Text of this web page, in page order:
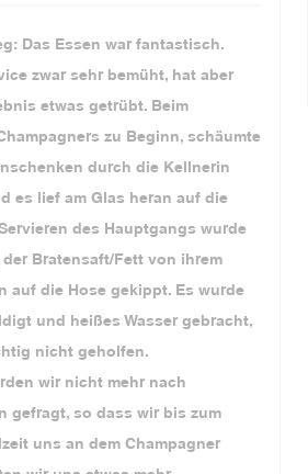
Das Essen war fantastisch.
zwar sehr bemüht, hat aber
etwas getrübt. Beim
zu Beginn, schäumte
durch die Kellnerin
es lief am Glas heran auf die
des Hauptgangs wurde
Bratensaft/Fett von ihrem
auf die Hose gekippt. Es wurde
und heißes Wasser gebracht,
nicht geholfen.
wir nicht mehr nach
gefragt, so dass wir bis zum
uns an dem Champagner